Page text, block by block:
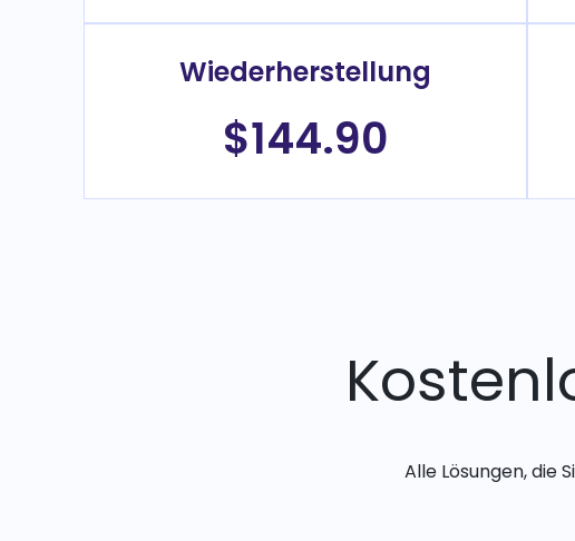
Wiederherstellung
$144.90
Alle Lösungen, die